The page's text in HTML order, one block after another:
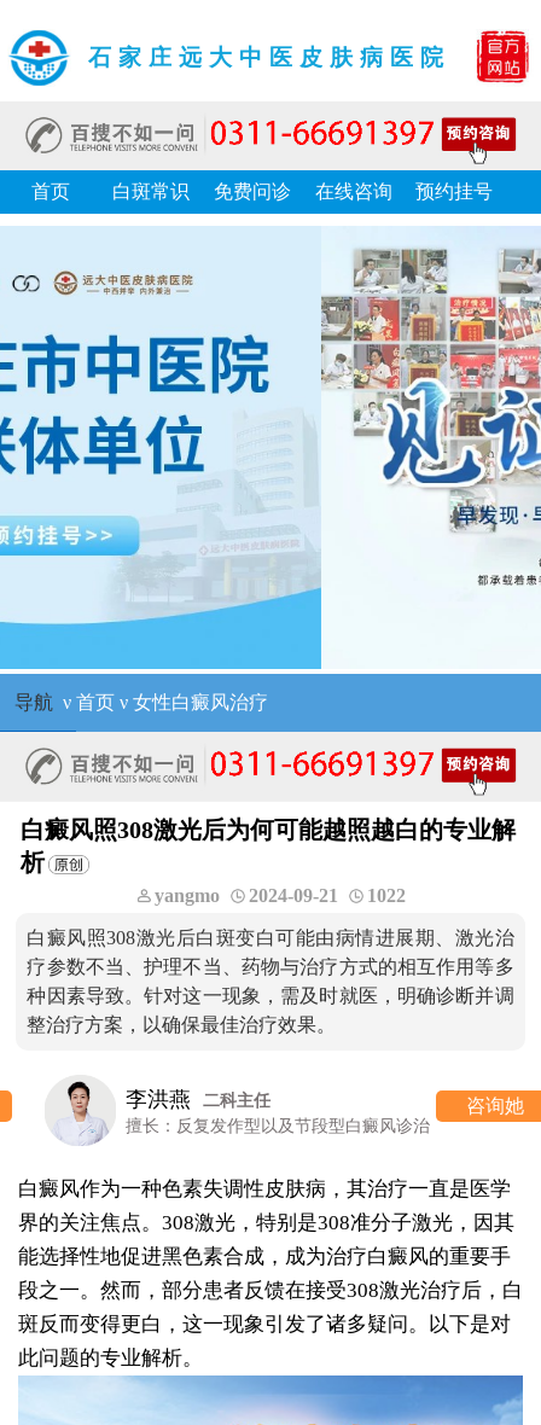
石家庄远大中医皮肤病医院
首页 白斑常识 免费问诊 在线咨询 预约挂号
导航 ν 首页ν 女性白癜风治疗
白癜风照308激光后为何可能越照越白的专业解
析
yangmo 2024-09-21 1022
白癜风照308激光后白斑变白可能由病情进展期、激光治
疗参数不当、护理不当、药物与治疗方式的相互作用等多
种因素导致。针对这一现象，需及时就医，明确诊断并调
整治疗方案，以确保最佳治疗效果。
李洪燕
二科主任
擅长：反复发作型以及节段型白癜风诊治
咨询她
白癜风作为一种色素失调性皮肤病，其治疗一直是医学
界的关注焦点。308激光，特别是308准分子激光，因其
能选择性地促进黑色素合成，成为治疗白癜风的重要手
段之一。然而，部分患者反馈在接受308激光治疗后，白
斑反而变得更白，这一现象引发了诸多疑问。以下是对
此问题的专业解析。